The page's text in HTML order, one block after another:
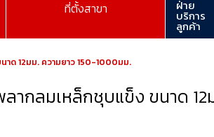
ที่ตั้งสาขา ฝ่าย
บริการ
ลูกค้า
าด 12มม. ความยาว 150-1000มม.
ลากลมเหล็กชุบแข็ง ขนาด 12